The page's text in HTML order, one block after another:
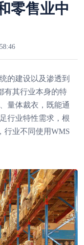
零售业中
的建设以及渗透到
有其行业本身的特
量体裁衣，既能通
行业特性需求，根
行业不同使用WMS